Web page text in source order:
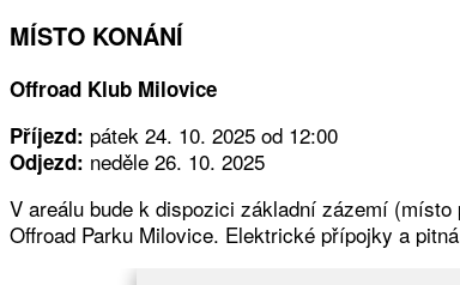
MÍSTO KONÁNÍ
Offroad Klub Milovice
Příjezd: pátek 24. 10. 2025 od 12:00
Odjezd: neděle 26. 10. 2025
V areálu bude k dispozici základní zázemí
Offroad Parku Milovice. Elektrické přípojky a